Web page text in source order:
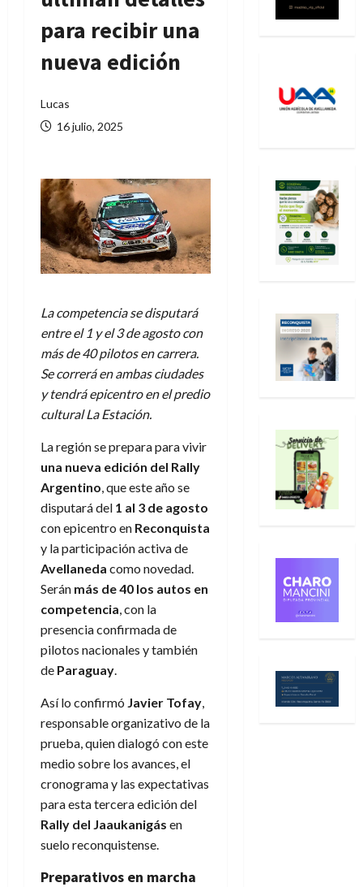
para recibir una
nueva edición
Lucas
16 julio, 2025
La competencia se disputará
entre el 1 y el 3 de agosto con
más de 40 pilotos en carrera.
Se correrá en ambas ciudades
y tendrá epicentro en el predio
cultural La Estación.
La región se prepara para vivir
una nueva edición del Rally
Argentino , que este año se
disputará del 1 al 3 de agosto
con epicentro en Reconquista
y la participación activa de
Avellaneda como novedad.
Serán más de 40 los autos en
competencia , con la
presencia confirmada de
pilotos nacionales y también
de Paraguay
Así lo confirmó Javier Tofay
responsable organizativo de la
prueba, quien dialogó con este
medio sobre los avances, el
cronograma y las expectativas
para esta tercera edición del
Rally del Jaaukanigás en
suelo reconquistense.
Preparativos en marcha